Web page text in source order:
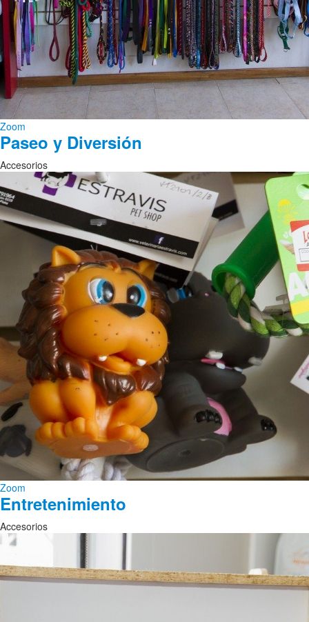
Zoom
Paseo y Diversión
Accesorios
Zoom
Entretenimiento
Accesorios